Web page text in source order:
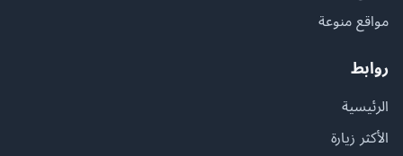
مواقع منوعة
روابط
الرئيسية
الأكثر زيارة